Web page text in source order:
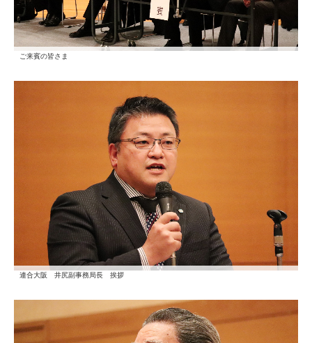
ご来賓の皆さま
連合大阪 井尻副事務局長 挨拶